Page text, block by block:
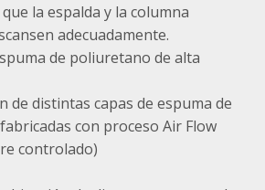
la espalda y la columna
adecuadamente.
de poliuretano de alta
de distintas capas de espuma de
con proceso Air Flow
controlado)